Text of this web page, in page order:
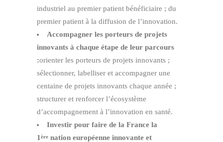
industriel au premier patient bénéficiaire ; du
premier patient à la diffusion de l’innovation.
Accompagner les porteurs de projets
innovants à chaque étape de leur parcours
:orienter les porteurs de projets innovants ;
sélectionner, labelliser et accompagner une
centaine de projets innovants chaque année ;
structurer et renforcer l’écosystème
d’accompagnement à l’innovation en santé.
Investir pour faire de la France la
1 ère nation européenne innovante et